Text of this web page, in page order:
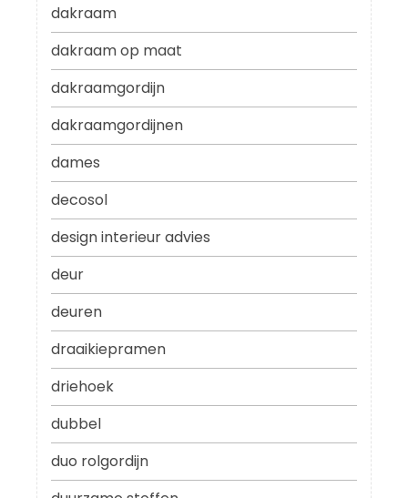
dakraam
dakraam op maat
dakraamgordijn
dakraamgordijnen
dames
decosol
design interieur advies
deur
deuren
draaikiepramen
driehoek
dubbel
duo rolgordijn